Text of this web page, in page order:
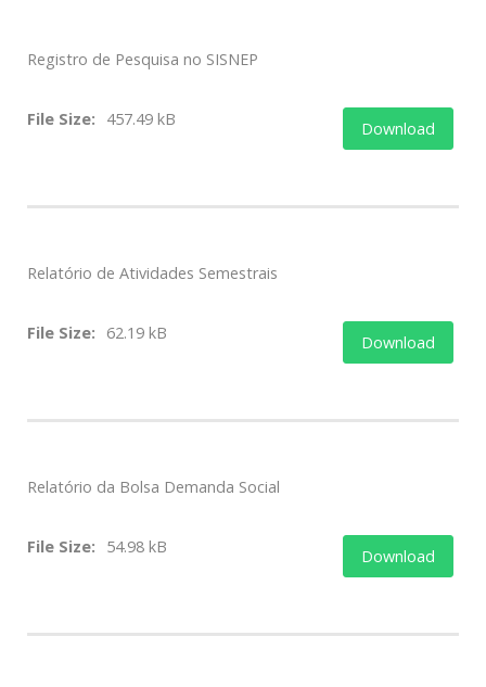
Registro de Pesquisa no SISNEP
File Size: 457.49 kB Download
Relatório de Atividades Semestrais
File Size: 62.19 kB Download
Relatório da Bolsa Demanda Social
File Size: 54.98 kB Download